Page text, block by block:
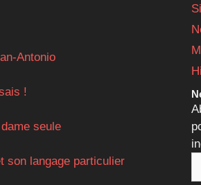
Antonio
!
seule
son langage particulier